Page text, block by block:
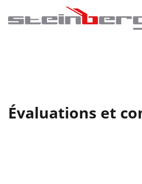
Évaluations et